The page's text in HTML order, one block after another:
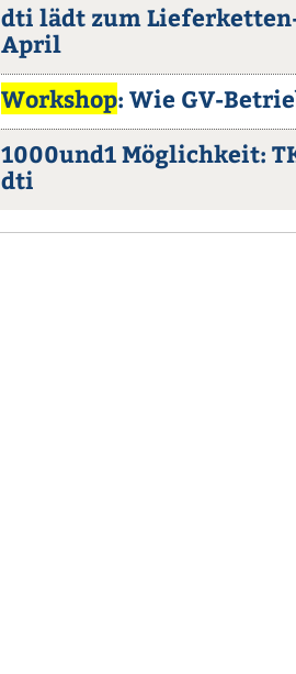
dti lädt zum
April
Workshop: Wie GV-
1000und1 Möglichkeit:
dti